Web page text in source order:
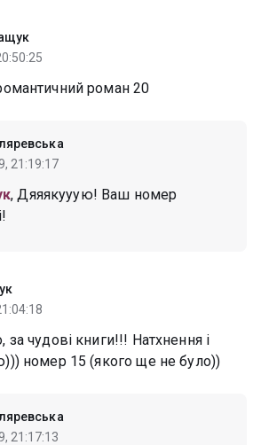
роман 20
21:19:17
, Дяяякууую! Ваш номер
чудові книги!!! Натхнення і
номер 15 (якого ще не було))
21:17:13